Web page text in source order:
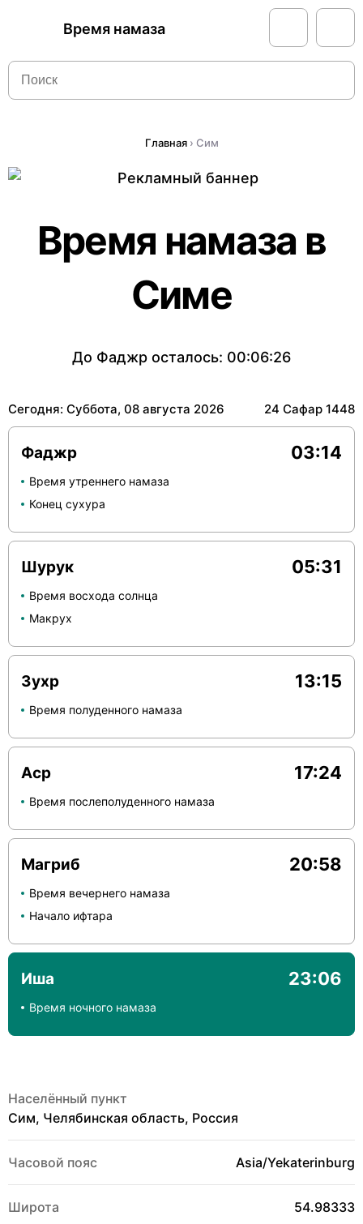
Время намаза
Главная› Сим
Время намаза в
Симе
До Фаджр осталось: 00:06:26
Сегодня: Суббота, 08 августа 2026 24 Сафар 1448
Фаджр 03:14
Время утреннего намаза
Конец сухура
Шурук 05:31
Время восхода солнца
Макрух
Зухр 13:15
Время полуденного намаза
Аср 17:24
Время послеполуденного намаза
Магриб 20:58
Время вечернего намаза
Начало ифтара
Иша 23:06
Время ночного намаза
Населённый пункт
Сим, Челябинская область, Россия
Часовой пояс Asia/Yekaterinburg
Широта 54.98333